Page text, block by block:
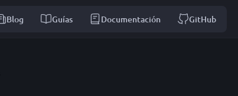
Blog Guías Documentación GitHub